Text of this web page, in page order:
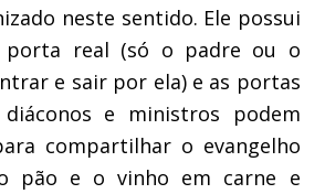
neste sentido. Ele possui
real (só o padre ou o
e sair por ela) e as portas
e ministros podem
compartilhar o evangelho
pão e o vinho em carne e